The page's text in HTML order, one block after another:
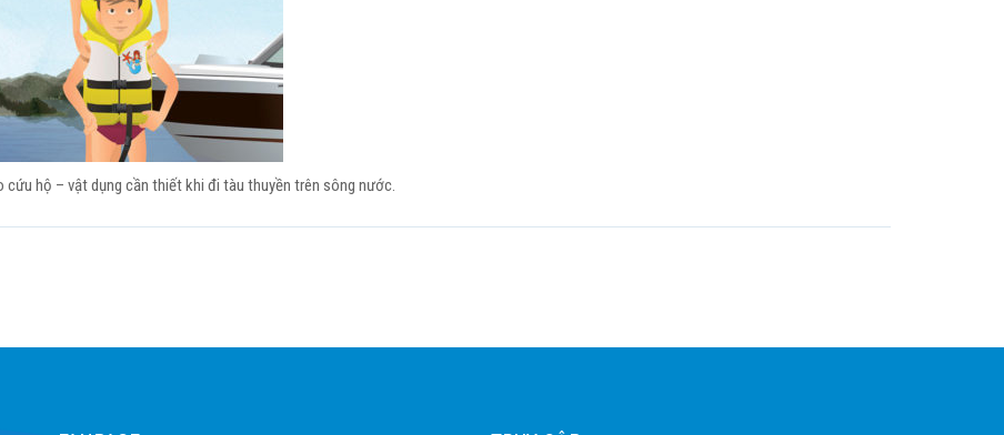
cứu hộ – vật dụng cần thiết khi đi tàu thuyền trên sông nước.